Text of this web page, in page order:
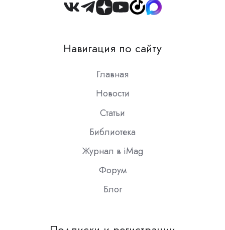
Join
Slack
Навигация по сайту
Главная
Новости
Статьи
Библиотека
Журнал в iMag
Форум
Блог